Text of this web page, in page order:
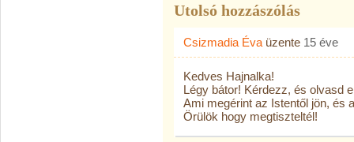
Utolsó hozzászólás
Csizmadia Éva üzente 15 éve
Kedves Hajnalka!
Légy bátor! Kérdezz, és olvasd
Ami megérint az Istentől jön, és
Örülök hogy megtiszteltél!